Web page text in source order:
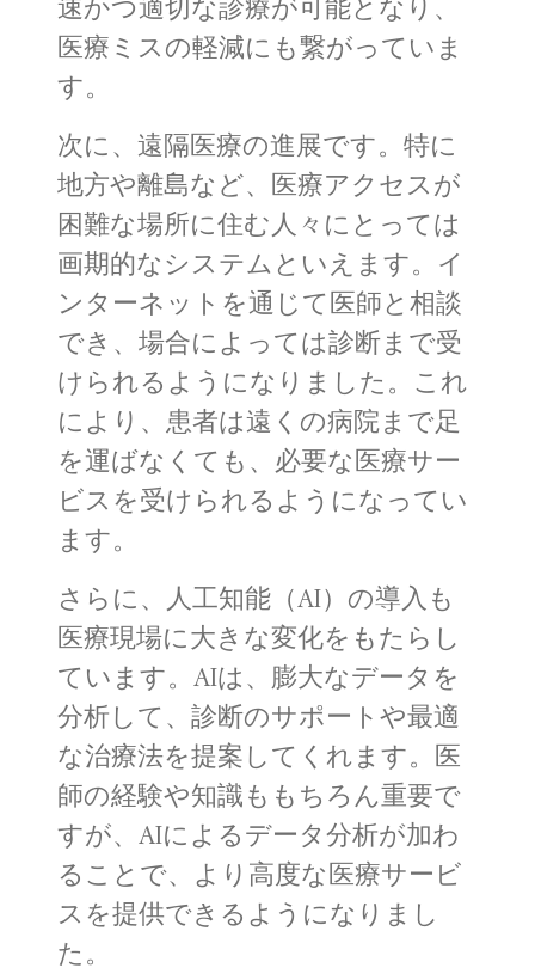
速かつ適切な診療が可能となり、
医療ミスの軽減にも繋がっていま
す。
次に、遠隔医療の進展です。特に
地方や離島など、医療アクセスが
困難な場所に住む人々にとっては
画期的なシステムといえます。イ
ンターネットを通じて医師と相談
でき、場合によっては診断まで受
けられるようになりました。これ
により、患者は遠くの病院まで足
を運ばなくても、必要な医療サー
ビスを受けられるようになってい
ます。
さらに、人工知能（AI）の導入も
医療現場に大きな変化をもたらし
ています。AIは、膨大なデータを
分析して、診断のサポートや最適
な治療法を提案してくれます。医
師の経験や知識ももちろん重要で
すが、AIによるデータ分析が加わ
ることで、より高度な医療サービ
スを提供できるようになりまし
た。